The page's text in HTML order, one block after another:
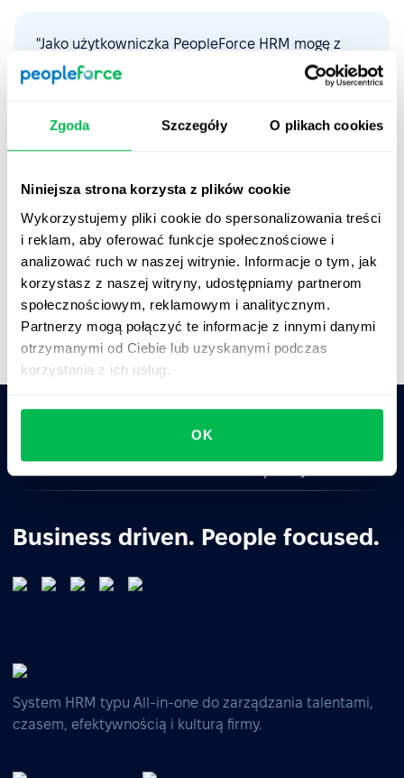
Zgoda Szczegóły O plikach cookies
Niniejsza strona korzysta z plików cookie
Wykorzystujemy pliki cookie do spersonalizowania treści
i reklam, aby oferować funkcje społecznościowe i
analizować ruch w naszej witrynie. Informacje o tym, jak
korzystasz z naszej witryny, udostępniamy partnerom
społecznościowym, reklamowym i analitycznym.
Partnerzy mogą połączyć te informacje z innymi danymi
otrzymanymi od Ciebie lub uzyskanymi podczas
korzystania z ich usług.
OK
"Jako użytkowniczka PeopleForce HRM mogę z
pełnym przekonaniem powiedzieć, że to jedno z
najbardziej kompleksowych oprogramowań HR, z
scentralizowania wszystkich danych HR w jednym
miejscu to spełnienie marzeń – koniec z
niezliczonymi dokumentami Word! Oszczędzamy
czas, pracujemy mądrzej i działamy spójnie."
Agata Jaworska
Payroll Manager, Macopedia
Business driven. People focused.
System HRM typu All-in-one do zarządzania talentami,
czasem, efektywnością i kulturą firmy.